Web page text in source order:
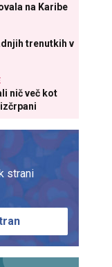
na Karibe
trenutkih v
nič več kot
strani